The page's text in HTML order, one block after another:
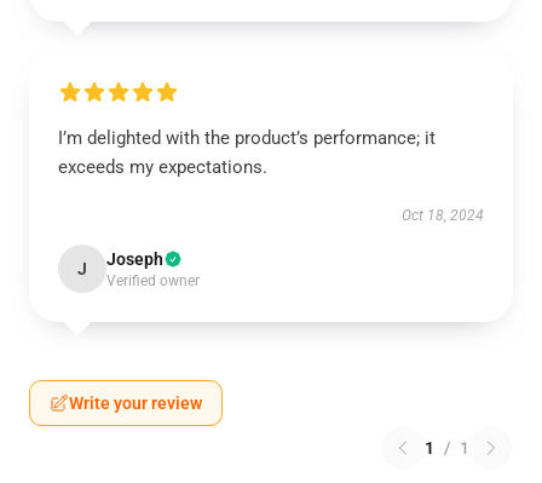
I’m delighted with the product’s performance; it
exceeds my expectations.
Oct 18, 2024
J Joseph
Verified owner
Write your review
1 / 1